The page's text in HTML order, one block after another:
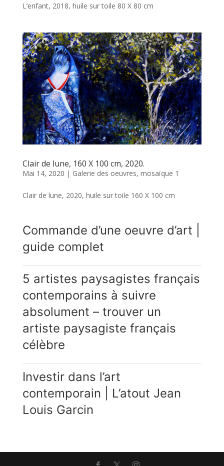
L’enfant, 2018, huile sur toile 80 X 80 cm
Clair de lune, 160 X 100 cm, 2020.
Mai 14, 2020 | Galerie des oeuvres, mosaïque 1
Clair de lune, 2020, huile sur toile 160 X 100 cm
Commande d’une oeuvre d’art |
guide complet
5 artistes paysagistes français
contemporains à suivre
absolument – trouver un
artiste paysagiste français
célèbre
Investir dans l’art
contemporain | L’atout Jean
Louis Garcin